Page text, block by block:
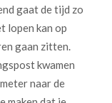
gaat de tijd zo
lopen kan op
gaan zitten.
kwamen
naar de